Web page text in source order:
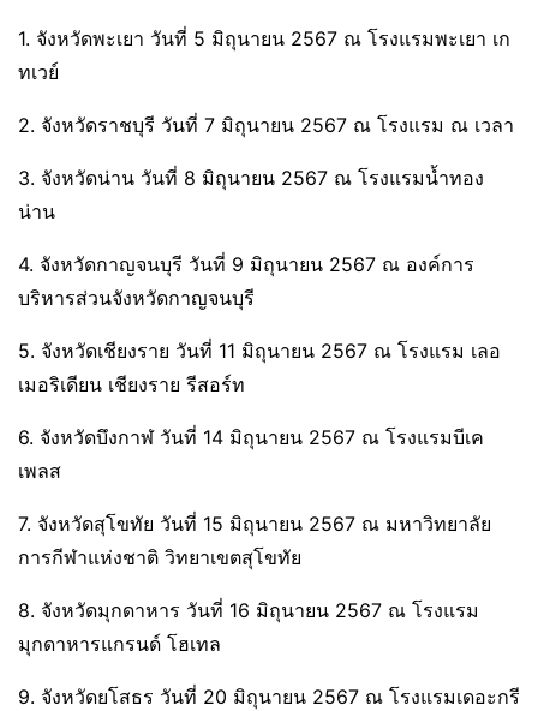
1. จังหวัดพะเยา วันที่ 5 มิถุนายน 2567 ณ โรงแรมพะเยา เก
ทเวย์
2. จังหวัดราชบุรี วันที่ 7 มิถุนายน 2567 ณ โรงแรม ณ เวลา
3. จังหวัดน่าน วันที่ 8 มิถุนายน 2567 ณ โรงแรมน้ำทอง
น่าน
4. จังหวัดกาญจนบุรี วันที่ 9 มิถุนายน 2567 ณ องค์การ
บริหารส่วนจังหวัดกาญจนบุรี
5. จังหวัดเชียงราย วันที่ 11 มิถุนายน 2567 ณ โรงแรม เลอ
เมอริเดียน เชียงราย รีสอร์ท
6. จังหวัดบึงกาฬ วันที่ 14 มิถุนายน 2567 ณ โรงแรมบีเค
เพลส
7. จังหวัดสุโขทัย วันที่ 15 มิถุนายน 2567 ณ มหาวิทยาลัย
การกีฬาแห่งชาติ วิทยาเขตสุโขทัย
8. จังหวัดมุกดาหาร วันที่ 16 มิถุนายน 2567 ณ โรงแรม
มุกดาหารแกรนด์ โฮเทล
9. จังหวัดยโสธร วันที่ 20 มิถุนายน 2567 ณ โรงแรมเดอะกรี